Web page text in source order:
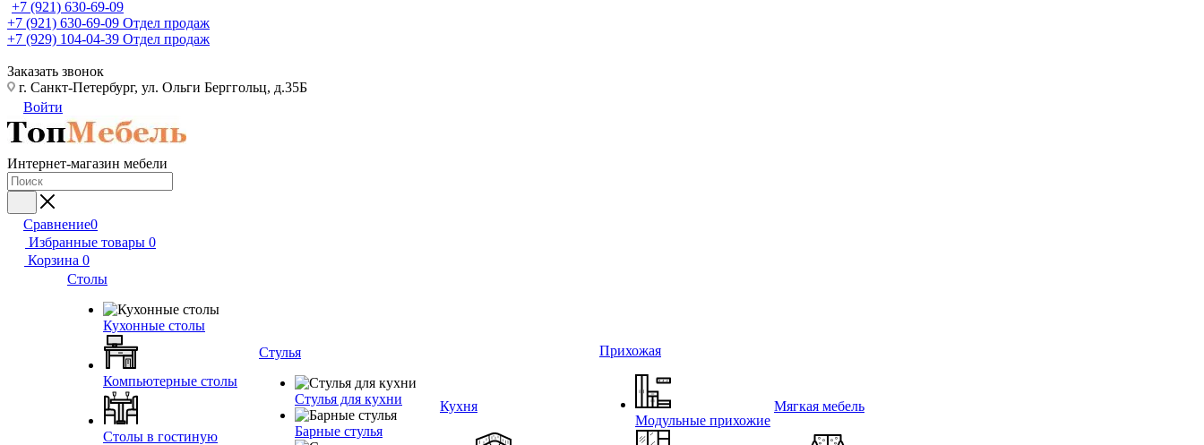
+7 (921) 630-69-09
+7 (921) 630-69-09 Отдел продаж
+7 (929) 104-04-39 Отдел продаж
Заказать звонок
г. Санкт-Петербург, ул. Ольги Берггольц, д.35Б
Войти
Интернет-магазин мебели
Сравнение0
Избранные товары 0
Корзина 0
Столы
Кухонные столы
Компьютерные столы
Столы в гостиную
Стулья
Стулья для кухни
Барные стулья
Кухня
Прихожая
Модульные прихожие
Мягкая мебель